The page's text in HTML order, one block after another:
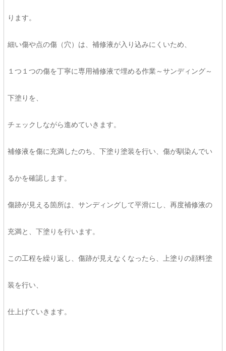
ります。
細い傷や点の傷（穴）は、補修液が入り込みにくいため、
１つ１つの傷を丁寧に専用補修液で埋める作業～サンディング～
下塗りを、
チェックしながら進めていきます。
補修液を傷に充満したのち、下塗り塗装を行い、傷が馴染んでい
るかを確認します。
傷跡が見える箇所は、サンディングして平滑にし、再度補修液の
充満と、下塗りを行います。
この工程を繰り返し、傷跡が見えなくなったら、上塗りの顔料塗
装を行い、
仕上げていきます。